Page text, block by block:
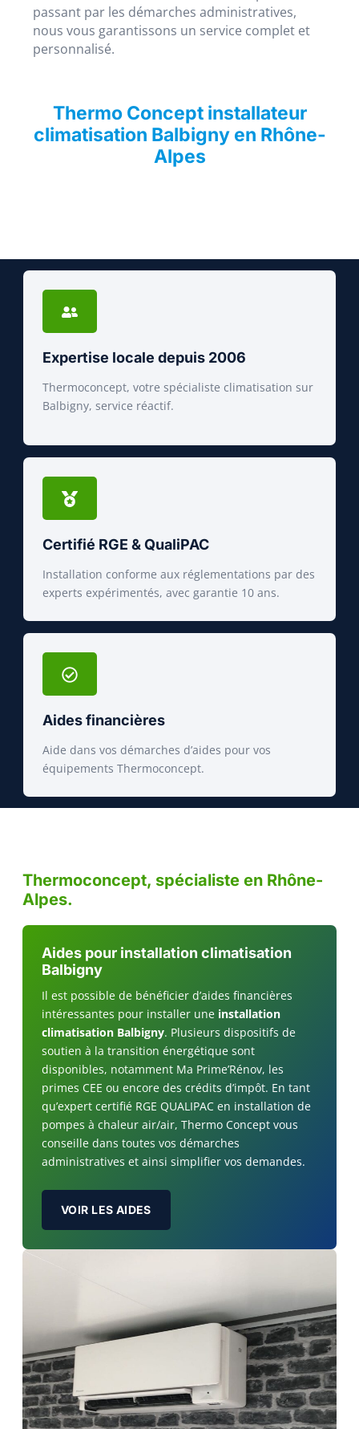
passant par les démarches administratives,
nous vous garantissons un service complet et
personnalisé.
Thermo Concept installateur
climatisation Balbigny en Rhône-
Alpes
Expertise locale depuis 2006
Thermoconcept, votre spécialiste climatisation sur
Balbigny, service réactif.
Certifié RGE & QualiPAC
Installation conforme aux réglementations par des
experts expérimentés, avec garantie 10 ans.
Aides financières
Aide dans vos démarches d’aides pour vos
équipements Thermoconcept.
Thermoconcept, spécialiste en Rhône-
Alpes.
Aides pour installation climatisation
Balbigny
Il est possible de bénéficier d’aides financières
intéressantes pour installer une installation
climatisation Balbigny. Plusieurs dispositifs de
soutien à la transition énergétique sont
disponibles, notamment Ma Prime’Rénov, les
primes CEE ou encore des crédits d’impôt. En tant
qu’expert certifié RGE QUALIPAC en installation de
pompes à chaleur air/air, Thermo Concept vous
conseille dans toutes vos démarches
administratives et ainsi simplifier vos demandes.
VOIR LES AIDES